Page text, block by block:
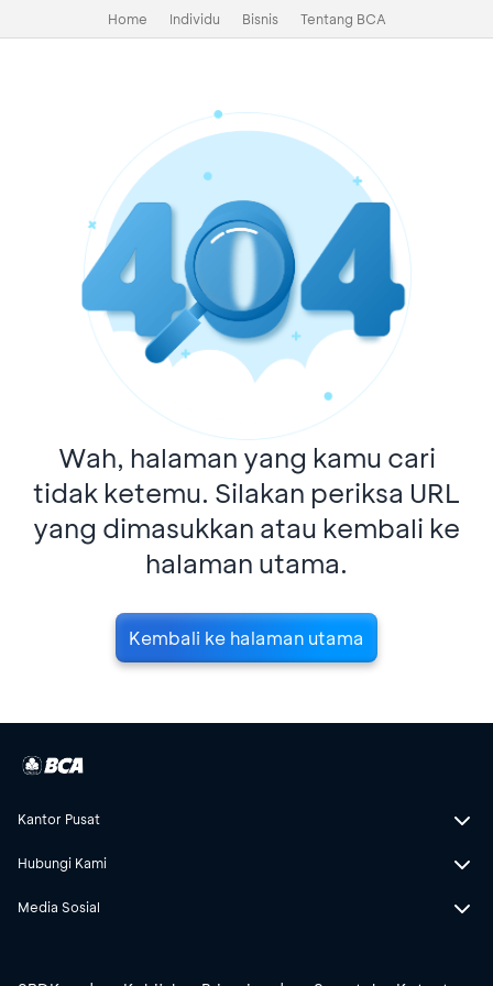
Home Individu Bisnis Tentang BCA
Wah, halaman yang kamu cari
tidak ketemu. Silakan periksa URL
yang dimasukkan atau kembali ke
halaman utama.
Kembali ke halaman utama
Kantor Pusat
Hubungi Kami
Media Sosial